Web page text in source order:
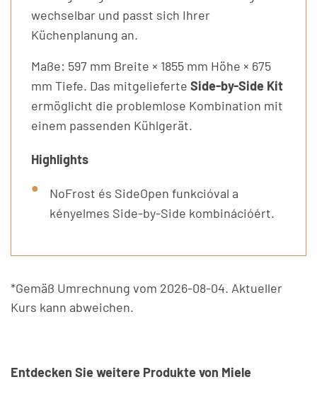
wechselbar und passt sich Ihrer
Küchenplanung an.
Maße: 597 mm Breite × 1855 mm Höhe × 675
mm Tiefe. Das mitgelieferte Side-by-Side Kit
ermöglicht die problemlose Kombination mit
einem passenden Kühlgerät.
Highlights
NoFrost és SideOpen funkcióval a
kényelmes Side-by-Side kombinációért.
*Gemäß Umrechnung vom 2026-08-04. Aktueller
Kurs kann abweichen.
Entdecken Sie weitere Produkte von Miele